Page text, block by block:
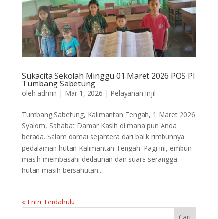
Sukacita Sekolah Minggu 01 Maret 2026 POS PI
Tumbang Sabetung
oleh admin | Mar 1, 2026 | Pelayanan Injil
Tumbang Sabetung, Kalimantan Tengah, 1 Maret 2026
Syalom, Sahabat Damar Kasih di mana pun Anda
berada. Salam damai sejahtera dari balik rimbunnya
pedalaman hutan Kalimantan Tengah. Pagi ini, embun
masih membasahi dedaunan dan suara serangga
hutan masih bersahutan...
« Entri Terdahulu
Cari